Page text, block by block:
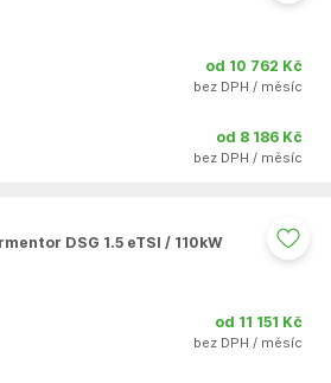
od 10 762 Kč
bez DPH / měsíc
od 8 186 Kč
bez DPH / měsíc
DSG 1.5 eTSI / 110kW
od 11 151 Kč
bez DPH / měsíc